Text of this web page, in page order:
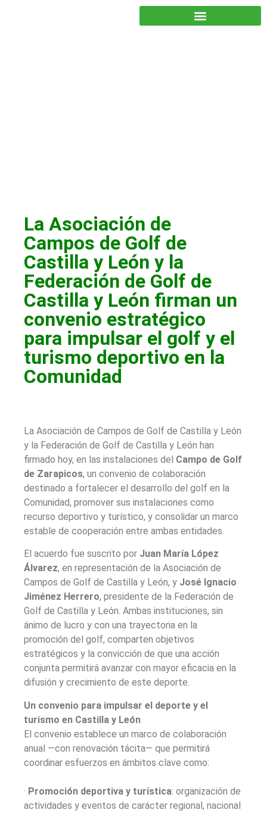
La Asociación de
Campos de Golf de
Castilla y León y la
Federación de Golf de
Castilla y León firman un
convenio estratégico
para impulsar el golf y el
turismo deportivo en la
Comunidad
La Asociación de Campos de Golf de Castilla y León
y la Federación de Golf de Castilla y León han
firmado hoy, en las instalaciones del Campo de Golf
de Zarapicos, un convenio de colaboración
destinado a fortalecer el desarrollo del golf en la
Comunidad, promover sus instalaciones como
recurso deportivo y turístico, y consolidar un marco
estable de cooperación entre ambas entidades.
El acuerdo fue suscrito por Juan María López
Álvarez, en representación de la Asociación de
Campos de Golf de Castilla y León, y José Ignacio
Jiménez Herrero, presidente de la Federación de
Golf de Castilla y León. Ambas instituciones, sin
ánimo de lucro y con una trayectoria en la
promoción del golf, comparten objetivos
estratégicos y la convicción de que una acción
conjunta permitirá avanzar con mayor eficacia en la
difusión y crecimiento de este deporte.
Un convenio para impulsar el deporte y el
turismo en Castilla y León
El convenio establece un marco de colaboración
anual —con renovación tácita— que permitirá
coordinar esfuerzos en ámbitos clave como:
· Promoción deportiva y turística: organización de
actividades y eventos de carácter regional, nacional